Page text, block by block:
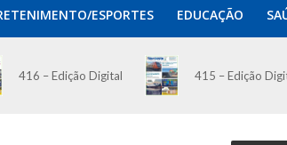
ESPORTES EDUCAÇÃO
416 – Edição Digital 415 – Edição